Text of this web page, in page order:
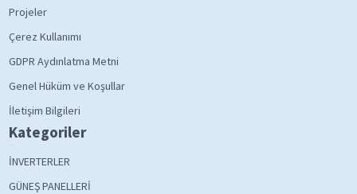
Projeler
Çerez Kullanımı
GDPR Aydınlatma Metni
Genel Hüküm ve Koşullar
İletişim Bilgileri
Kategoriler
İNVERTERLER
GÜNEŞ PANELLERİ